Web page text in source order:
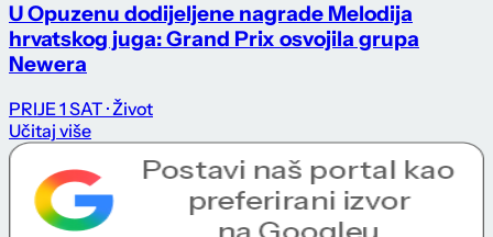
U Opuzenu dodijeljene nagrade Melodija
hrvatskog juga: Grand Prix osvojila grupa
Newera
PRIJE 1 SAT · Život
Učitaj više